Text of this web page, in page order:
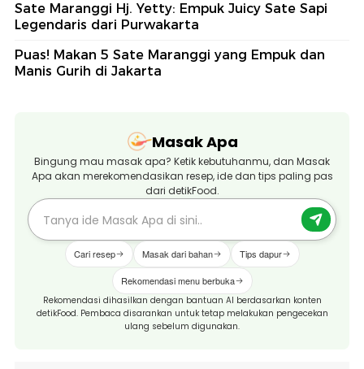
Sate Maranggi Hj. Yetty: Empuk Juicy Sate Sapi
Legendaris dari Purwakarta
Puas! Makan 5 Sate Maranggi yang Empuk dan
Manis Gurih di Jakarta
Masak Apa
Bingung mau masak apa? Ketik kebutuhanmu, dan Masak
Apa akan merekomendasikan resep, ide dan tips paling pas
dari detikFood.
Cari resep Masak dari bahan Tips dapur
Rekomendasi menu berbuka
Rekomendasi dihasilkan dengan bantuan AI berdasarkan konten
detikFood. Pembaca disarankan untuk tetap melakukan pengecekan
ulang sebelum digunakan.